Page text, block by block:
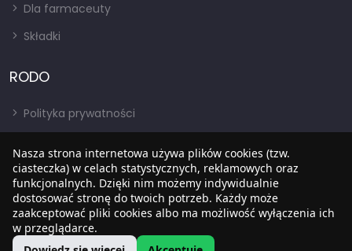
Dla farmaceuty
Składki
RODO
Polityka prywatności
RODO
BIP
Nasza strona internetowa używa plików cookies (tzw.
ciasteczka) w celach statystycznych, reklamowych oraz
funkcjonalnych. Dzięki nim możemy indywidualnie
dostosować stronę do twoich potrzeb. Każdy może
zaakceptować pliki cookies albo ma możliwość wyłączenia ich
w przeglądarce.